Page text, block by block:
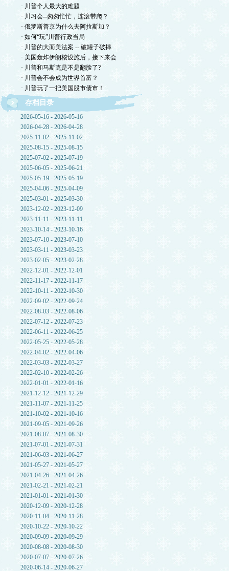
· 川普个人最大的难题
· 川习会--匆匆忙忙，连滚带爬？
· 俄罗斯普京为什么去阿拉斯加？
· 如何“玩”川普行政当局
· 川普的大而美法案 -- 破罐子破摔
· 美国轰炸伊朗核设施后，接下来会
· 川普和马斯克是不是翻脸了?
· 川普会不会成为世界首富？
· 川普玩了一把美国股市债市！
存档目录
2026-05-16 - 2026-05-16
2026-04-28 - 2026-04-28
2025-11-02 - 2025-11-02
2025-08-15 - 2025-08-15
2025-07-02 - 2025-07-19
2025-06-05 - 2025-06-21
2025-05-19 - 2025-05-19
2025-04-06 - 2025-04-09
2025-03-01 - 2025-03-30
2023-12-02 - 2023-12-09
2023-11-11 - 2023-11-11
2023-10-14 - 2023-10-16
2023-07-10 - 2023-07-10
2023-03-11 - 2023-03-23
2023-02-05 - 2023-02-28
2022-12-01 - 2022-12-01
2022-11-17 - 2022-11-17
2022-10-11 - 2022-10-30
2022-09-02 - 2022-09-24
2022-08-03 - 2022-08-06
2022-07-12 - 2022-07-23
2022-06-11 - 2022-06-25
2022-05-25 - 2022-05-28
2022-04-02 - 2022-04-06
2022-03-03 - 2022-03-27
2022-02-10 - 2022-02-26
2022-01-01 - 2022-01-16
2021-12-12 - 2021-12-29
2021-11-07 - 2021-11-25
2021-10-02 - 2021-10-16
2021-09-05 - 2021-09-26
2021-08-07 - 2021-08-30
2021-07-01 - 2021-07-31
2021-06-03 - 2021-06-27
2021-05-27 - 2021-05-27
2021-04-26 - 2021-04-26
2021-02-21 - 2021-02-21
2021-01-01 - 2021-01-30
2020-12-09 - 2020-12-28
2020-11-04 - 2020-11-28
2020-10-22 - 2020-10-22
2020-09-09 - 2020-09-29
2020-08-08 - 2020-08-30
2020-07-07 - 2020-07-26
2020-06-14 - 2020-06-27